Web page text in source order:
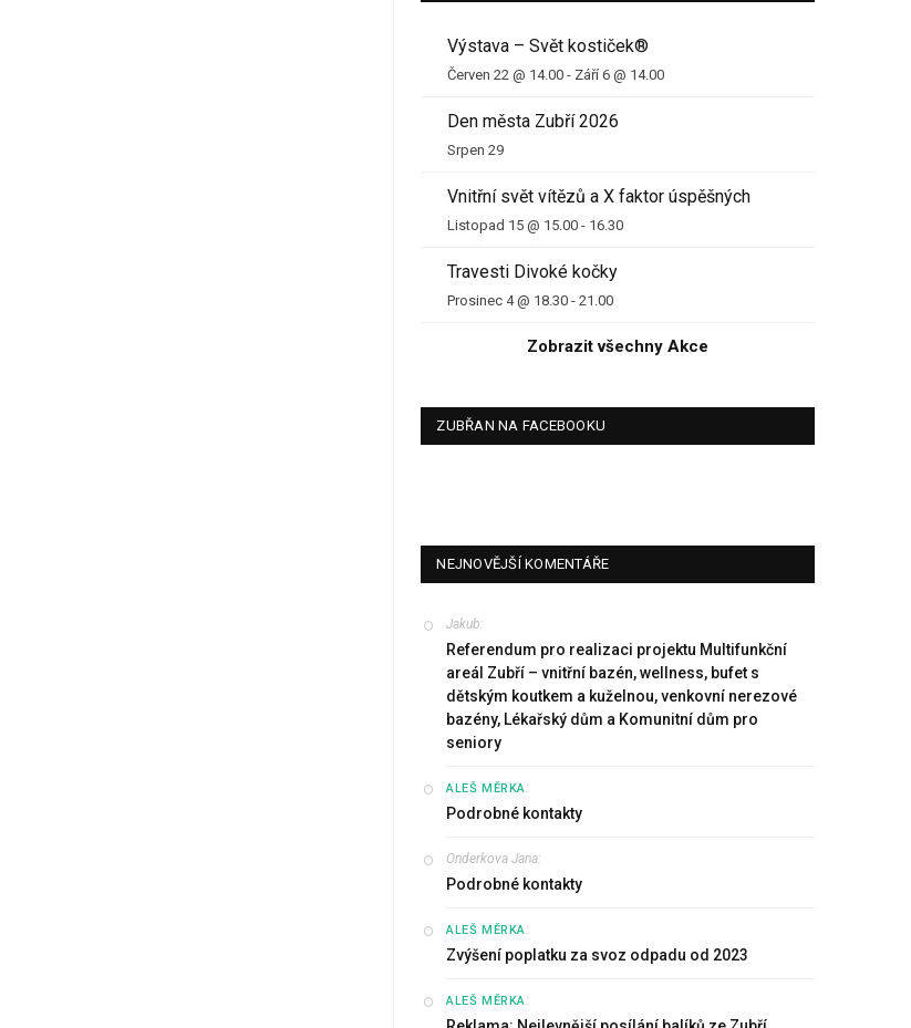
Výstava – Svět kostiček®
Červen 22 @ 14.00 - Září 6 @ 14.00
Den města Zubří 2026
Srpen 29
Vnitřní svět vítězů a X faktor úspěšných
Listopad 15 @ 15.00 - 16.30
Travesti Divoké kočky
Prosinec 4 @ 18.30 -21.00
Zobrazit všechny Akce
ZUBŘAN NA FACEBOOKU
NEJNOVĚJŠÍ KOMENTÁŘE
Jakub:
Referendum pro realizaci projektu Multifunkční
areál Zubří – vnitřní bazén, wellness, bufet s
dětským koutkem a kuželnou, venkovní nerezové
bazény, Lékařský dům a Komunitní dům pro
seniory
ALEŠ MĚRKA:
Podrobné kontakty
Onderkova Jana:
Podrobné kontakty
ALEŠ MĚRKA:
Zvýšení poplatku za svoz odpadu od 2023
ALEŠ MĚRKA: